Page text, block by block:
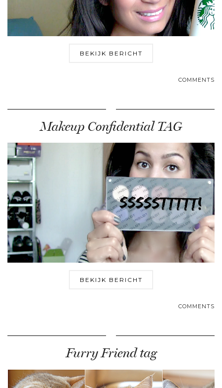
BEKIJK BERICHT
COMMENTS
Makeup Confidential TAG
BEKIJK BERICHT
COMMENTS
Furry Friend tag